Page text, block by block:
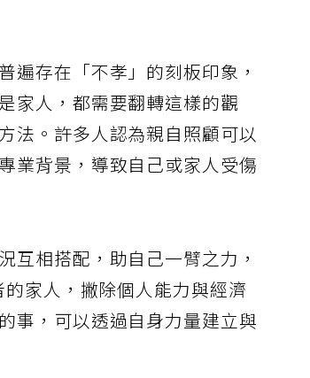
遍存在「不孝」的刻板印象，
家人，都需要翻轉這樣的觀
法。許多人認為親自照顧可以
業背景，導致自己或家人受傷
互相搭配，助自己一臂之力，
家人，撇除個人能力與經濟
事，可以透過自身力量建立與